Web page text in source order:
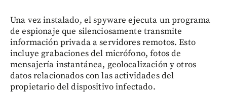
Una vez instalado, el spyware ejecuta un programa
de espionaje que silenciosamente transmite
información privada a servidores remotos. Esto
incluye grabaciones del micrófono, fotos de
mensajería instantánea, geolocalización y otros
datos relacionados con las actividades del
propietario del dispositivo infectado.